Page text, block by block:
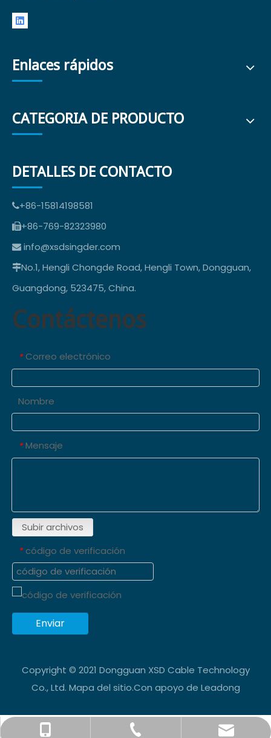
Enlaces rápidos
CATEGORIA DE PRODUCTO
DETALLES DE CONTACTO
+86-15814198581
+86-769-82323980
 info@xsdsingder.com
No.1, Hengli Chongde Road, Hengli Town, Dongguan,
Guangdong, 523475, China.
+86-15814198581
+86-769-82323980
info@xsdsingder.com
Contáctenos
* Correo electrónico
Nombre
* Mensaje
Subir archivos
* código de verificación
Enviar
Copyright © 2021 Dongguan XSD Cable Technology
Co., Ltd. Mapa del sitio.Con apoyo de Leadong